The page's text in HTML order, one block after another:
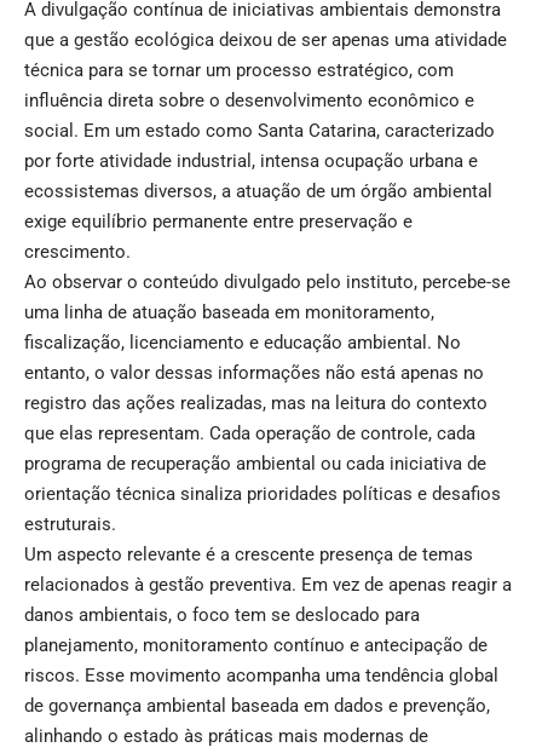
A divulgação contínua de iniciativas ambientais demonstra
que a gestão ecológica deixou de ser apenas uma atividade
técnica para se tornar um processo estratégico, com
influência direta sobre o desenvolvimento econômico e
social. Em um estado como Santa Catarina, caracterizado
por forte atividade industrial, intensa ocupação urbana e
ecossistemas diversos, a atuação de um órgão ambiental
exige equilíbrio permanente entre preservação e
crescimento.
Ao observar o conteúdo divulgado pelo instituto, percebe-se
uma linha de atuação baseada em monitoramento,
fiscalização, licenciamento e educação ambiental. No
entanto, o valor dessas informações não está apenas no
registro das ações realizadas, mas na leitura do contexto
que elas representam. Cada operação de controle, cada
programa de recuperação ambiental ou cada iniciativa de
orientação técnica sinaliza prioridades políticas e desafios
estruturais.
Um aspecto relevante é a crescente presença de temas
relacionados à gestão preventiva. Em vez de apenas reagir a
danos ambientais, o foco tem se deslocado para
planejamento, monitoramento contínuo e antecipação de
riscos. Esse movimento acompanha uma tendência global
de governança ambiental baseada em dados e prevenção,
alinhando o estado às práticas mais modernas de